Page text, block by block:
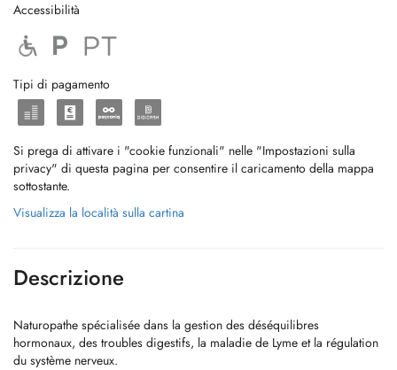
Accessibilità
Tipi di pagamento
Si prega di attivare i "cookie funzionali" nelle "Impostazioni sulla
privacy" di questa pagina per consentire il caricamento della mappa
sottostante.
Visualizza la località sulla cartina
Descrizione
Naturopathe spécialisée dans la gestion des déséquilibres
hormonaux, des troubles digestifs, la maladie de Lyme et la régulation
du système nerveux.